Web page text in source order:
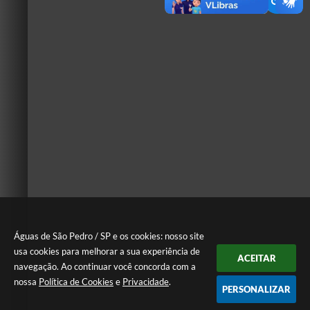
Águas de São Pedro / SP e os cookies: nosso site
usa cookies para melhorar a sua experiência de
navegação. Ao continuar você concorda com a
nossa Política de Cookies e Privacidade.
ACEITAR
PERSONALIZAR